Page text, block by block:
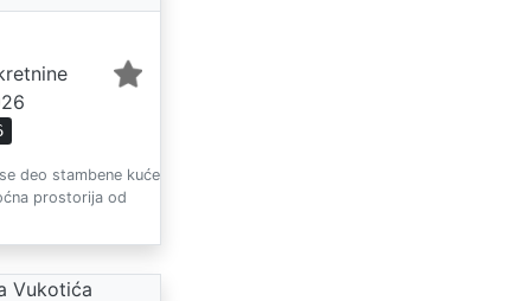
deo stambene kuće
prostorija od
Vukotića